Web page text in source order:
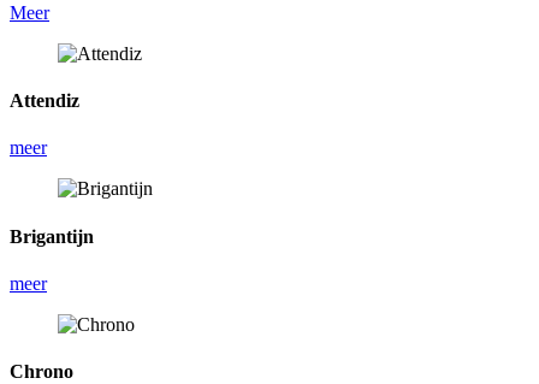
Meer
Attendiz
meer
Brigantijn
meer
Chrono